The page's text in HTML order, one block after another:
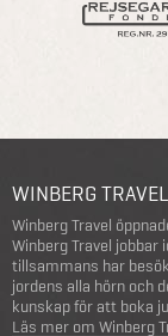
WINBERG
Winberg Travel
Winberg Travel
tillsammans har
jordens alla hörn och
kunskap för att boka
Läs mer om Winberg